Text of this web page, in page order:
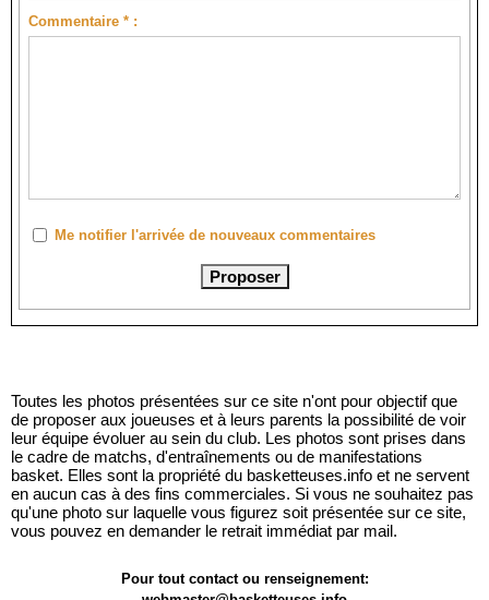
Commentaire * :
Me notifier l'arrivée de nouveaux commentaires
Toutes les photos présentées sur ce site n'ont pour objectif que
de proposer aux joueuses et à leurs parents la possibilité de voir
leur équipe évoluer au sein du club. Les photos sont prises dans
le cadre de matchs, d'entraînements ou de manifestations
basket. Elles sont la propriété du basketteuses.info et ne servent
en aucun cas à des fins commerciales. Si vous ne souhaitez pas
qu'une photo sur laquelle vous figurez soit présentée sur ce site,
vous pouvez en demander le retrait immédiat par mail.
Pour tout contact ou renseignement: